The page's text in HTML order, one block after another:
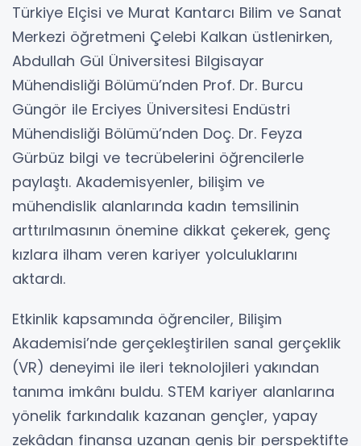
Türkiye Elçisi ve Murat Kantarcı Bilim ve Sanat
Merkezi öğretmeni Çelebi Kalkan üstlenirken,
Abdullah Gül Üniversitesi Bilgisayar
Mühendisliği Bölümü’nden Prof. Dr. Burcu
Güngör ile Erciyes Üniversitesi Endüstri
Mühendisliği Bölümü’nden Doç. Dr. Feyza
Gürbüz bilgi ve tecrübelerini öğrencilerle
paylaştı. Akademisyenler, bilişim ve
mühendislik alanlarında kadın temsilinin
arttırılmasının önemine dikkat çekerek, genç
kızlara ilham veren kariyer yolculuklarını
aktardı.
Etkinlik kapsamında öğrenciler, Bilişim
Akademisi’nde gerçekleştirilen sanal gerçeklik
(VR) deneyimi ile ileri teknolojileri yakından
tanıma imkânı buldu. STEM kariyer alanlarına
yönelik farkındalık kazanan gençler, yapay
zekâdan finansa uzanan geniş bir perspektifte